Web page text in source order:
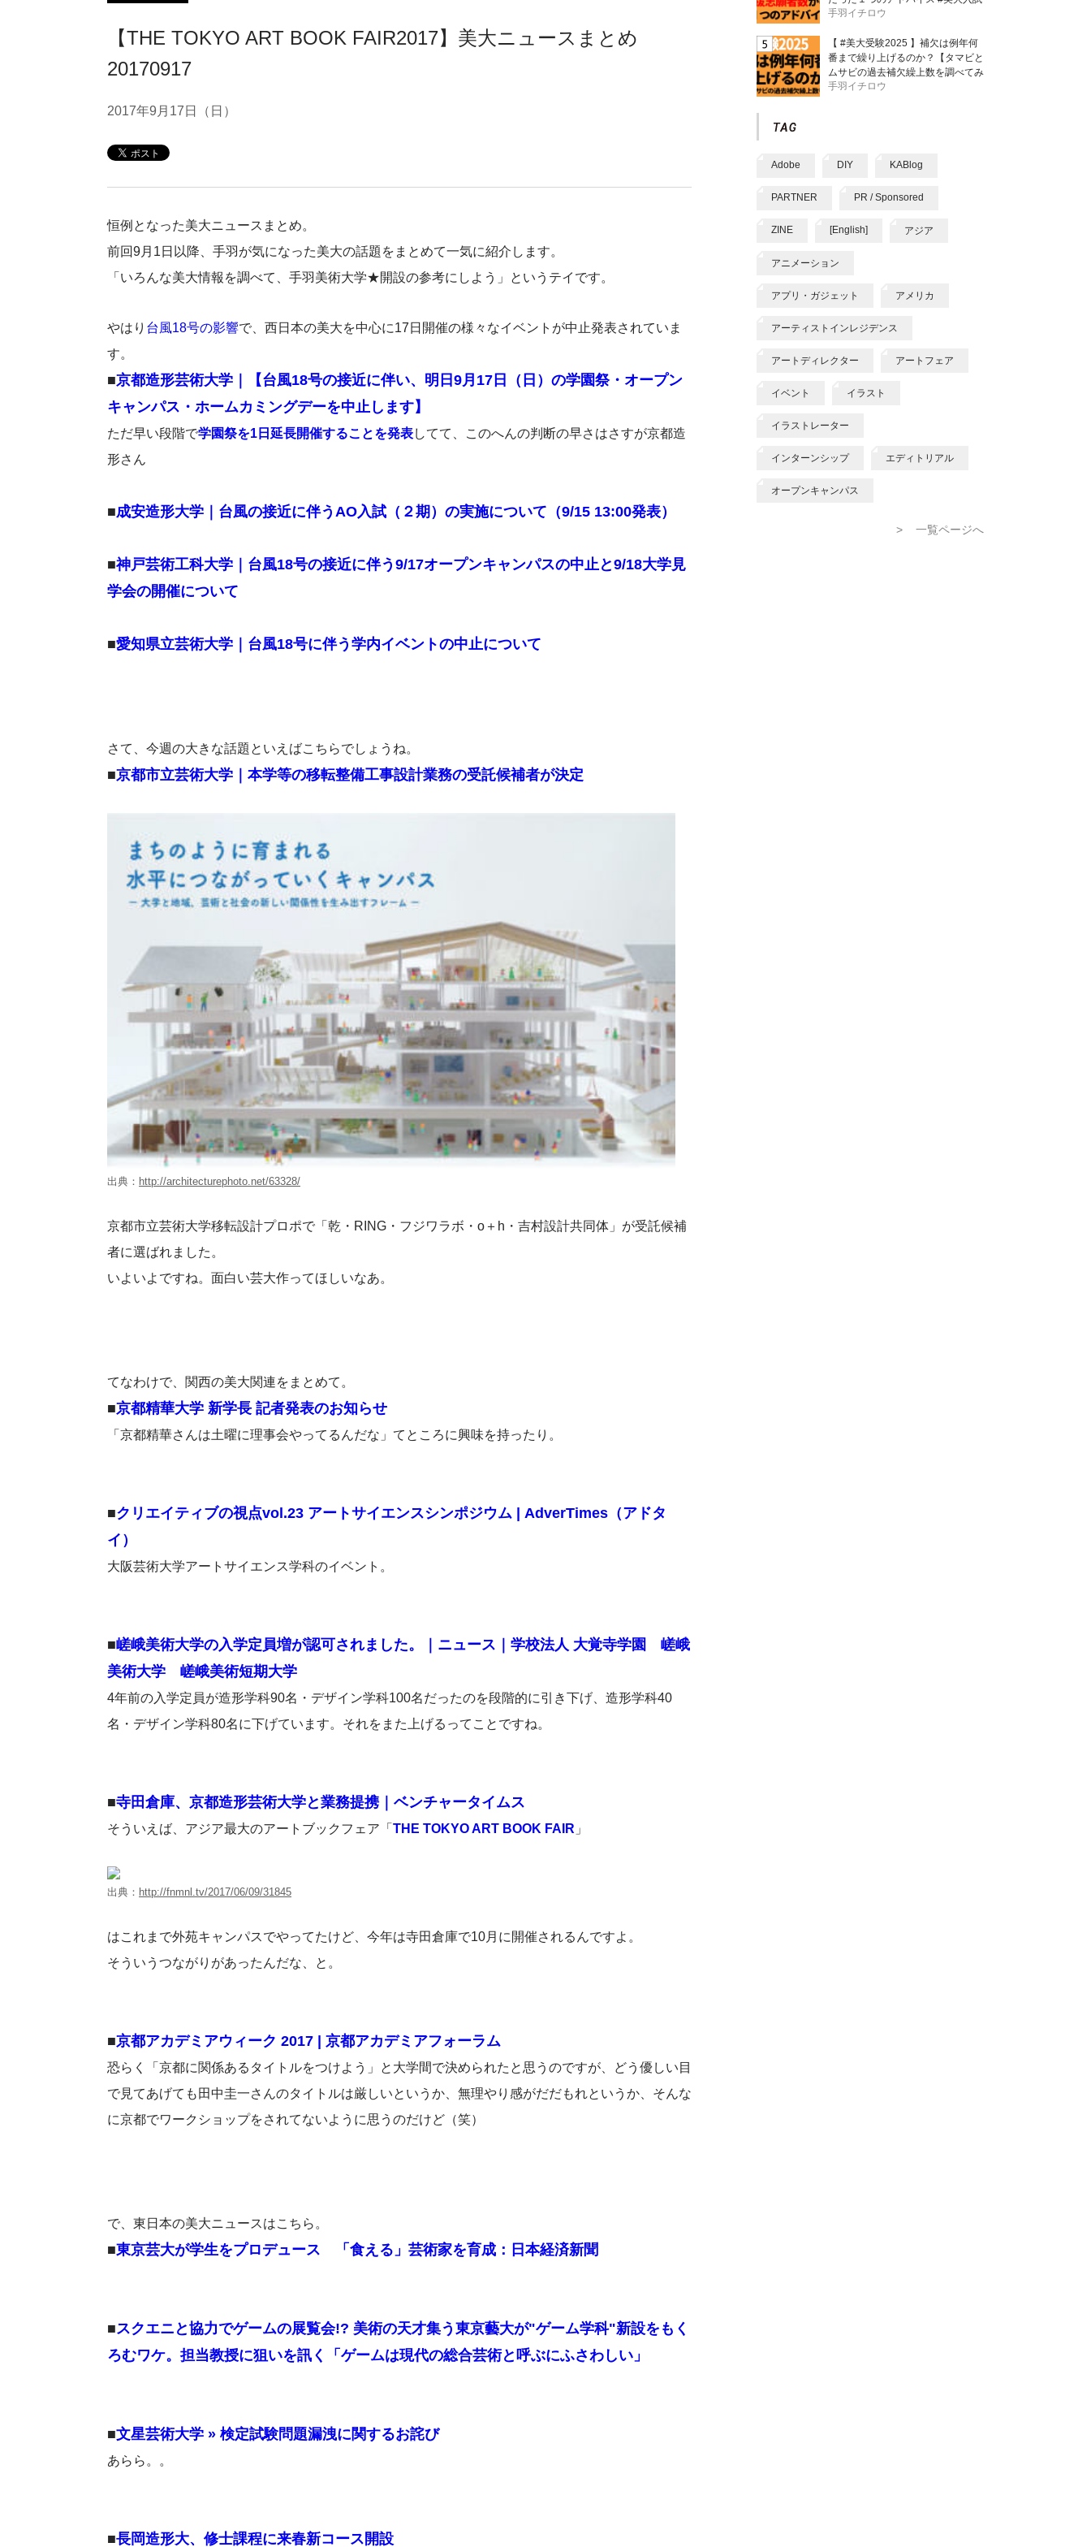
【THE TOKYO ART BOOK FAIR2017】美大ニュースまとめ
20170917
2017年9月17日（日）
恒例となった美大ニュースまとめ。
前回9月1日以降、手羽が気になった美大の話題をまとめて一気に紹介します。
「いろんな美大情報を調べて、手羽美術大学★開設の参考にしよう」というテイです。
やはり 台風18号の影響で、西日本の美大を中心に17日開催の様々なイベントが中止発表されていま
す。
■京都造形芸術大学｜【台風18号の接近に伴い、明日9月17日（日）の学園祭・オープン
キャンパス・ホームカミングデーを中止します】
ただ早い段階で学園祭を1日延長開催することを発表してて、このへんの判断の早さはさすが京都造
形さん
■成安造形大学｜台風の接近に伴うAO入試（２期）の実施について（9/15 13:00発表）
■神戸芸術工科大学｜台風18号の接近に伴う9/17オープンキャンパスの中止と9/18大学見
学会の開催について
■愛知県立芸術大学｜台風18号に伴う学内イベントの中止について
さて、今週の大きな話題といえばこちらでしょうね。
■京都市立芸術大学｜本学等の移転整備工事設計業務の受託候補者が決定
出典： http://architecturephoto.net/63328/
京都市立芸術大学移転設計プロポで「乾・RING・フジワラボ・o＋h・吉村設計共同体」が受託候補
者に選ばれました。
いよいよですね。面白い芸大作ってほしいなあ。
てなわけで、関西の美大関連をまとめて。
■京都精華大学 新学長 記者発表のお知らせ
「京都精華さんは土曜に理事会やってるんだな」てところに興味を持ったり。
■クリエイティブの視点vol.23 アートサイエンスシンポジウム | AdverTimes（アドタ
イ）
大阪芸術大学アートサイエンス学科のイベント。
■嵯峨美術大学の入学定員増が認可されました。｜ニュース｜学校法人 大覚寺学園 嵯峨
美術大学 嵯峨美術短期大学
4年前の入学定員が造形学科90名・デザイン学科100名だったのを段階的に引き下げ、造形学科40
名・デザイン学科80名に下げています。それをまた上げるってことですね。
■寺田倉庫、京都造形芸術大学と業務提携｜ベンチャータイムス
そういえば、アジア最大のアートブックフェア「 THE TOKYO ART BOOK FAIR 」
出典： http://fnmnl.tv/2017/06/09/31845
はこれまで外苑キャンパスでやってたけど、今年は寺田倉庫で10月に開催されるんですよ。
そういうつながりがあったんだな、と。
■京都アカデミアウィーク 2017 | 京都アカデミアフォーラム
恐らく「京都に関係あるタイトルをつけよう」と大学間で決められたと思うのですが、どう優しい目
で見てあげても田中圭一さんのタイトルは厳しいというか、無理やり感がだだもれというか、そんな
に京都でワークショップをされてないように思うのだけど（笑）
で、東日本の美大ニュースはこちら。
■東京芸大が学生をプロデュース 「食える」芸術家を育成：日本経済新聞
■スクエニと協力でゲームの展覧会!? 美術の天才集う東京藝大が"ゲーム学科"新設をもく
ろむワケ。担当教授に狙いを訊く「ゲームは現代の総合芸術と呼ぶにふさわしい」
■文星芸術大学 » 検定試験問題漏洩に関するお詫び
あらら。。
■長岡造形大、修士課程に来春新コース開設
手羽イチロウ
【 #美大受験2025 】補欠は例年何
番まで繰り上げるのか？【タマビと
ムサビの過去補欠繰上数を調べてみ
た】
手羽イチロウ
Adobe DIY KABlog
PARTNER PR / Sponsored
ZINE [English] アジア
アニメーション
アプリ・ガジェット アメリカ
アーティストインレジデンス
アートディレクター アートフェア
イベント イラスト
イラストレーター
インターンシップ エディトリアル
オープンキャンパス
> 一覧ページへ